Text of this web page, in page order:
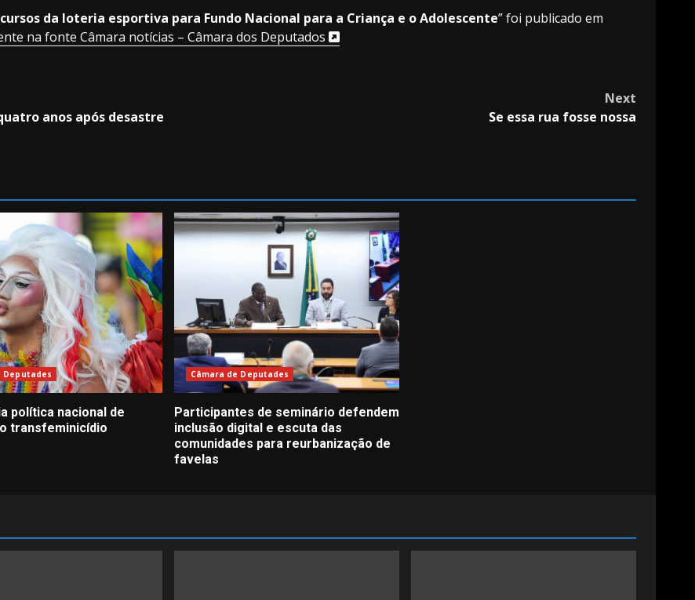
da loteria esportiva para Fundo Nacional para a Criança e o Adolescente” foi publicado em
na fonte Câmara notícias – Câmara dos Deputados
anos após desastre
Next
Se essa rua fosse nossa
Deputades
política nacional de
transfeminicídio
Câmara de Deputades
Participantes de seminário defendem
inclusão digital e escuta das
comunidades para reurbanização de
favelas